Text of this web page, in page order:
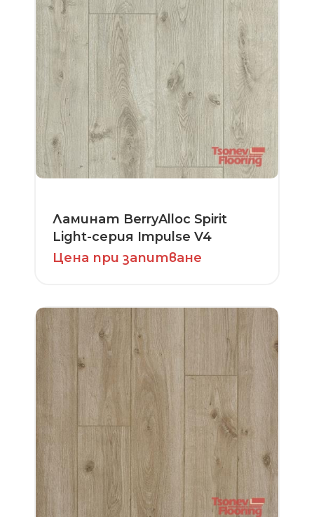
Ламинат BerryAlloc Spirit
Light-серия Impulse V4
Цена при запитване